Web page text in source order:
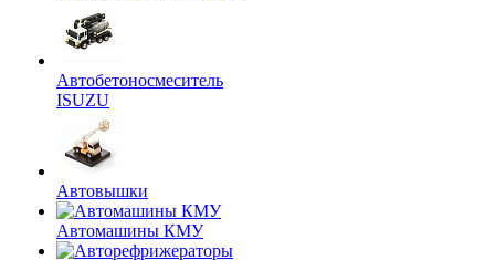
Автобетоносмеситель
ISUZU
Автовышки
Автомашины КМУ